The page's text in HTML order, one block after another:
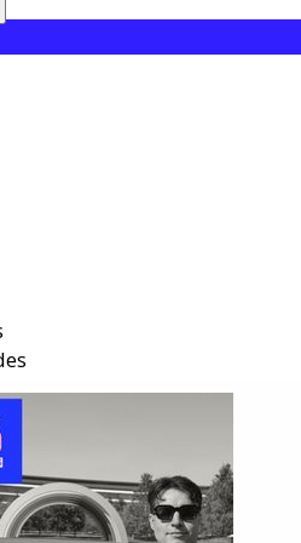
est aussi une histoire
AvecSkinBit, il